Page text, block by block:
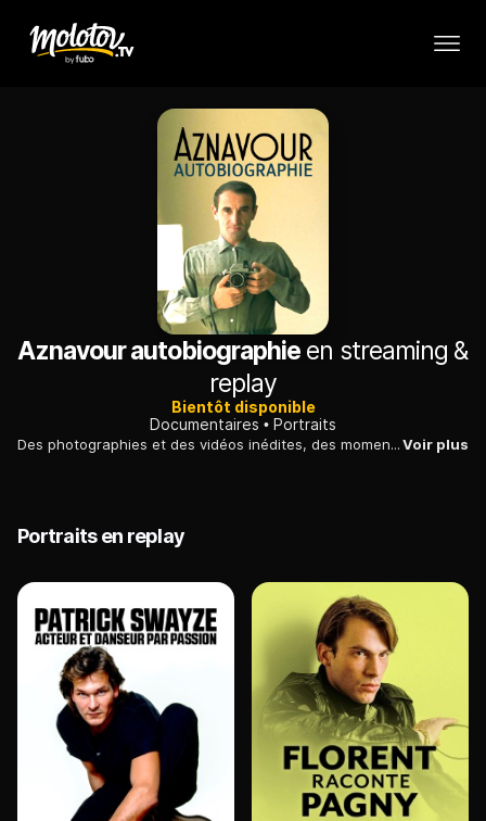
Aznavour autobiographie en streaming &
replay
Bientôt disponible
Documentaires
Portraits
Des photographies et des vidéos inédites, des moments intimes et des chansons dessinent le portrait sans fard de Charles Aznavour, disparu le 1er octobre 2018.Voir plus
Portraits en replay